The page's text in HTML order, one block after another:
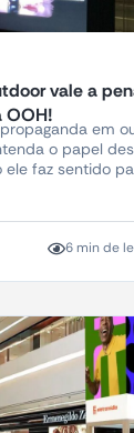
vale a
em
o papel
ele faz sentido
6 min de